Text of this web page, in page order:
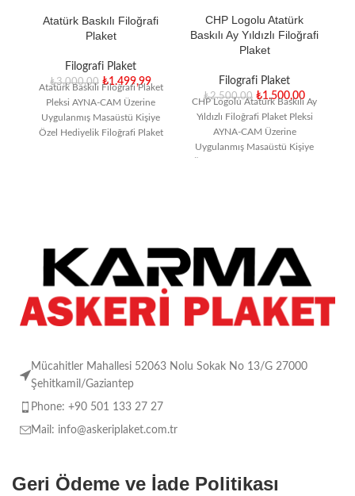
Atatürk Baskılı Filoğrafi
Plaket
Filografi Plaket
₺3.000,00 ₺1.499,99
Atatürk Baskılı Filoğrafi Plaket
Pleksi AYNA-CAM Üzerine
Uygulanmış Masaüstü Kişiye
Özel Hediyelik Filoğrafi Plaket
CHP Logolu Atatürk
Baskılı Ay Yıldızlı Filoğrafi
Plaket
Filografi Plaket
₺2.500,00 ₺1.500,00
CHP Logolu Atatürk Baskılı Ay
Yıldızlı Filoğrafi Plaket Pleksi
AYNA-CAM Üzerine
Uygulanmış Masaüstü Kişiye
Mücahitler Mahallesi 52063 Nolu Sokak No 13/G 27000
Şehitkamil/Gaziantep
Phone: +90 501 133 27 27
Mail: info@askeriplaket.com.tr
Geri Ödeme ve İade Politikası